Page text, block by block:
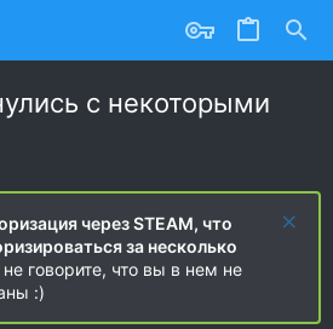
с некоторыми
через STEAM, что
за несколько
говорите, что вы в нем не
:)